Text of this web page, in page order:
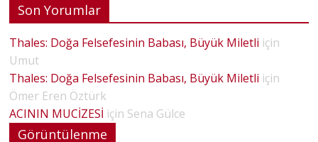
Son Yorumlar
Thales: Doğa Felsefesinin Babası, Büyük Miletli için
Umut
Thales: Doğa Felsefesinin Babası, Büyük Miletli için
Ömer Eren Öztürk
ACININ MUCİZESİ için Sena Gülce
Görüntülenme